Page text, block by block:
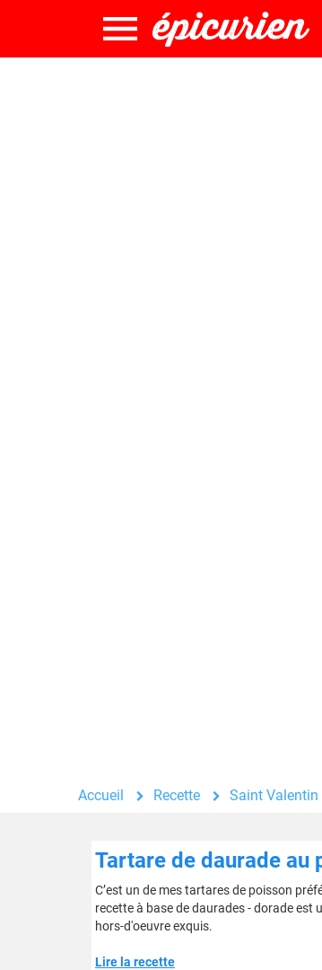
Accueil Recette Saint Valentin
Tartare de daurade au
C’est un de mes tartares de poisson
recette à base de daurades - dorade est
hors-d'oeuvre exquis.
Lire la recette